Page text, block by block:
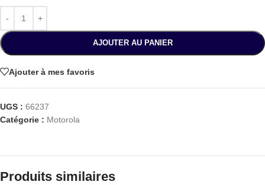
AJOUTER AU PANIER
Ajouter à mes favoris
UGS : 66237
Catégorie : Motorola
Produits similaires